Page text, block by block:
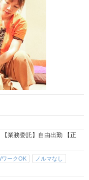
業務委託】自由出勤 【正
ワークOK
ノルマなし